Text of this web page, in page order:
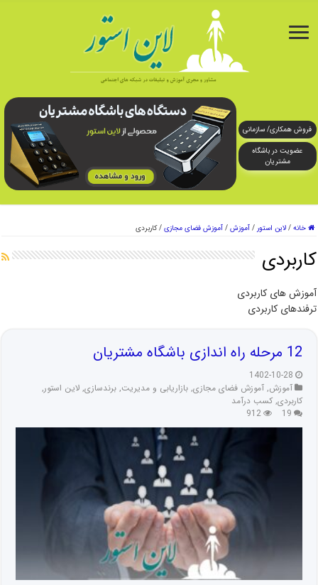
فروش همکاری/ سازمانی
عضویت در باشگاه
مشتریان
خانه / لاین استور / آموزش / آموزش فضای مجازی / کاربردی
کاربردی
آموزش های کاربردی
ترفندهای کاربردی
12 مرحله راه اندازی باشگاه مشتریان
1402-10-28
آموزش, آموزش فضای مجازی, بازاریابی و مدیریت, برندسازی, لاین استور,
کاربردی, کسب درآمد
19
912